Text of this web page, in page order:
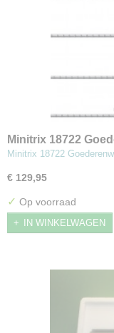
Minitrix 18722
Minitrix 18722
€ 129,95
✓ Op voorraad
IN WINKELWAGEN